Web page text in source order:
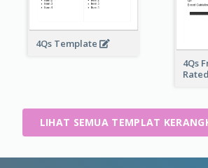
4Qs Template
4Qs
LIHAT SEMUA TEMPLAT